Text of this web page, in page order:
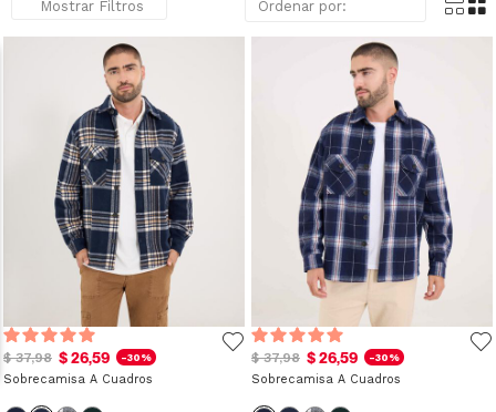
Mostrar Filtros
$ 37,98 $ 26,59 -30%
Sobrecamisa A Cuadros
$ 37,98 $ 26,59 -30%
Sobrecamisa A Cuadros